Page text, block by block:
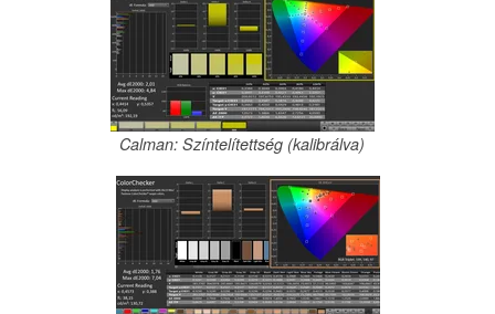
Calman: Színtelítettség (kalibrálva)